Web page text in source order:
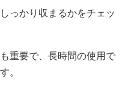
っかり収まるかをチェッ
重要で、長時間の使用で
。